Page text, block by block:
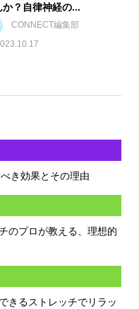
か？自律神経の...
CONNECT編集部
き効果とその理由
のプロが教える、理想的
きるストレッチでリラッ